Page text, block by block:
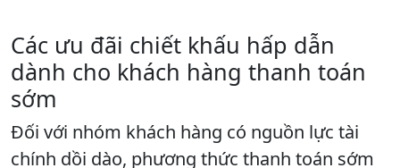
Các ưu đãi chiết khấu hấp dẫn
dành cho khách hàng thanh toán
sớm
Đối với nhóm khách hàng có nguồn lực tài
chính dồi dào, phương thức thanh toán sớm